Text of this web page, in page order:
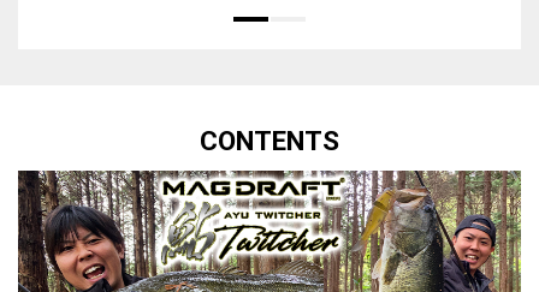
CONTENTS